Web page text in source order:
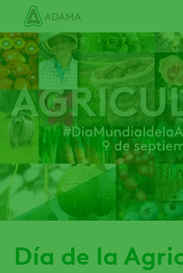
contenido
principal
Día de la